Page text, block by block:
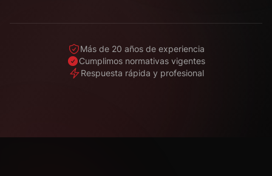
Más de 20 años de experiencia
Cumplimos normativas vigentes
Respuesta rápida y profesional